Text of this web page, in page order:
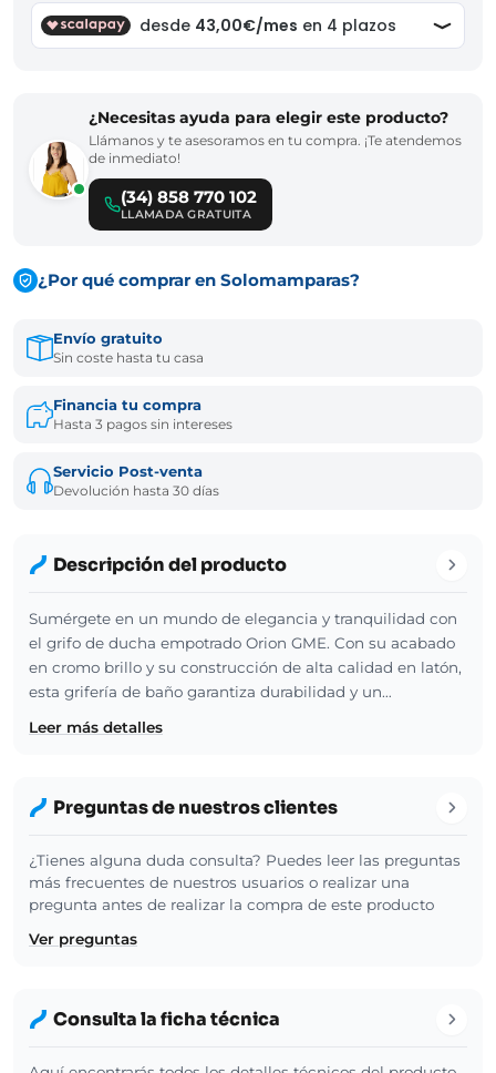
¿Necesitas ayuda para elegir este producto?
Llámanos y te asesoramos en tu compra. ¡Te atendemos
de inmediato!
(34) 858 770 102
LLAMADA GRATUITA
¿Por qué comprar en Solomamparas?
Envío gratuito
Sin coste hasta tu casa
Financia tu compra
Hasta 3 pagos sin intereses
Servicio Post-venta
Devolución hasta 30 días
Descripción del producto
Sumérgete en un mundo de elegancia y tranquilidad con
el grifo de ducha empotrado Orion GME. Con su acabado
en cromo brillo y su construcción de alta calidad en latón,
esta grifería de baño garantiza durabilidad y un…
Leer más detalles
Preguntas de nuestros clientes
¿Tienes alguna duda consulta? Puedes leer las preguntas
más frecuentes de nuestros usuarios o realizar una
pregunta antes de realizar la compra de este producto
Ver preguntas
Consulta la ficha técnica